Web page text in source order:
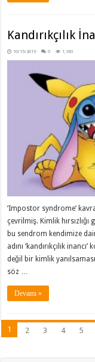
Kandırıkçılık
10/15/2019 0 1,180
‘Impostor syndrome‘
çevrilmiş. Kimlik
bu sendrom kendimize
adını ‘kandırıkçılık
değil bir kimlik
söz …
Devamı »
1 2 3 4 5